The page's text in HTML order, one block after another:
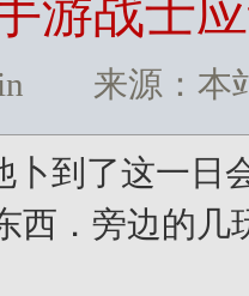
游战士
来源：本
卜到了这一日
西．旁边的几